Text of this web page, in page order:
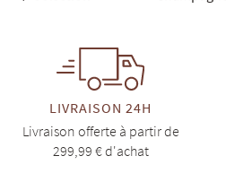
LIVRAISON 24H
Livraison offerte à partir de
299,99 € d'achat